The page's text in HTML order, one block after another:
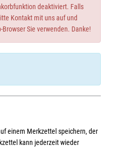
deaktiviert. Falls
Kontakt mit uns auf und
Sie verwenden. Danke!
einem Merkzettel speichern, der
kann jederzeit wieder